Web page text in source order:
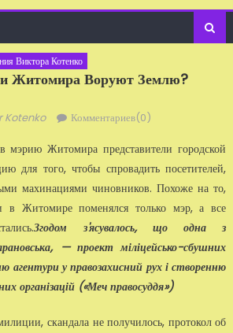
Виктора Котенко
Житомира Воруют Землю?
Kotenko Комментариев(0)
мэрию Житомира представители городской
для того, чтобы спровадить посетителей,
махинациями чиновников. Похоже на то,
в Житомире поменялся только мэр, а все
.Згодом з'ясувалось, що одна з
— проект міліцейсько-сбушних
агентури у правозахисний рух і створенню
організацій («Меч правосуддя»)
скандала не получилось, протокол об